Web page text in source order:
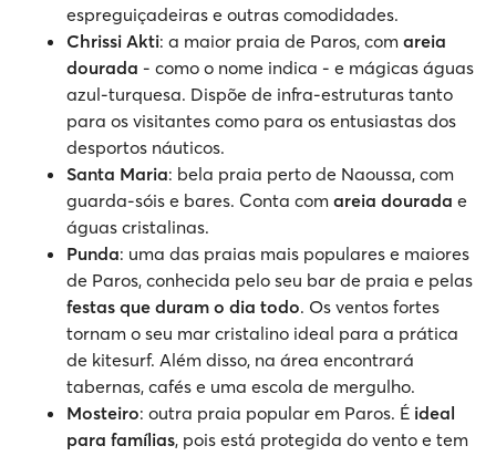
espreguiçadeiras e outras comodidades.
Chrissi Akti: a maior praia de Paros, com areia
dourada - como o nome indica - e mágicas águas
azul-turquesa. Dispõe de infra-estruturas tanto
para os visitantes como para os entusiastas dos
desportos náuticos.
Santa Maria: bela praia perto de Naoussa, com
guarda-sóis e bares. Conta com areia dourada e
águas cristalinas.
Punda: uma das praias mais populares e maiores
de Paros, conhecida pelo seu bar de praia e pelas
festas que duram o dia todo. Os ventos fortes
tornam o seu mar cristalino ideal para a prática
de kitesurf. Além disso, na área encontrará
tabernas, cafés e uma escola de mergulho.
Mosteiro: outra praia popular em Paros. É ideal
para famílias, pois está protegida do vento e tem